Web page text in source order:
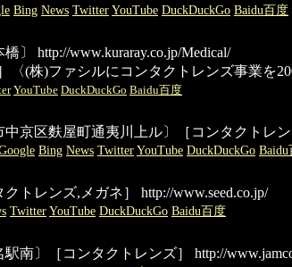
Bing News Twitter YouTube DuckDuckGo Baidu百度
〕
http://www.kuraray.co.jp/Medical/
〈(株)ファシルにコンタクトレンズ事業を
YouTube DuckDuckGo Baidu百度
中京区麩屋町通夷川上ル〕［コンタクトレン
Bing News Twitter YouTube DuckDuckGo Baidu
トレンズ,メガネ］ http://www.seed.co.jp/
Twitter YouTube DuckDuckGo Baidu百度
南〕［コンタクトレンズ］ http://